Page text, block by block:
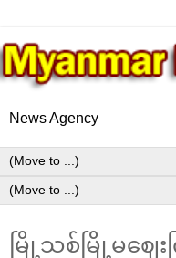
News Agency
မြို့သစ်မြို့မဈေ